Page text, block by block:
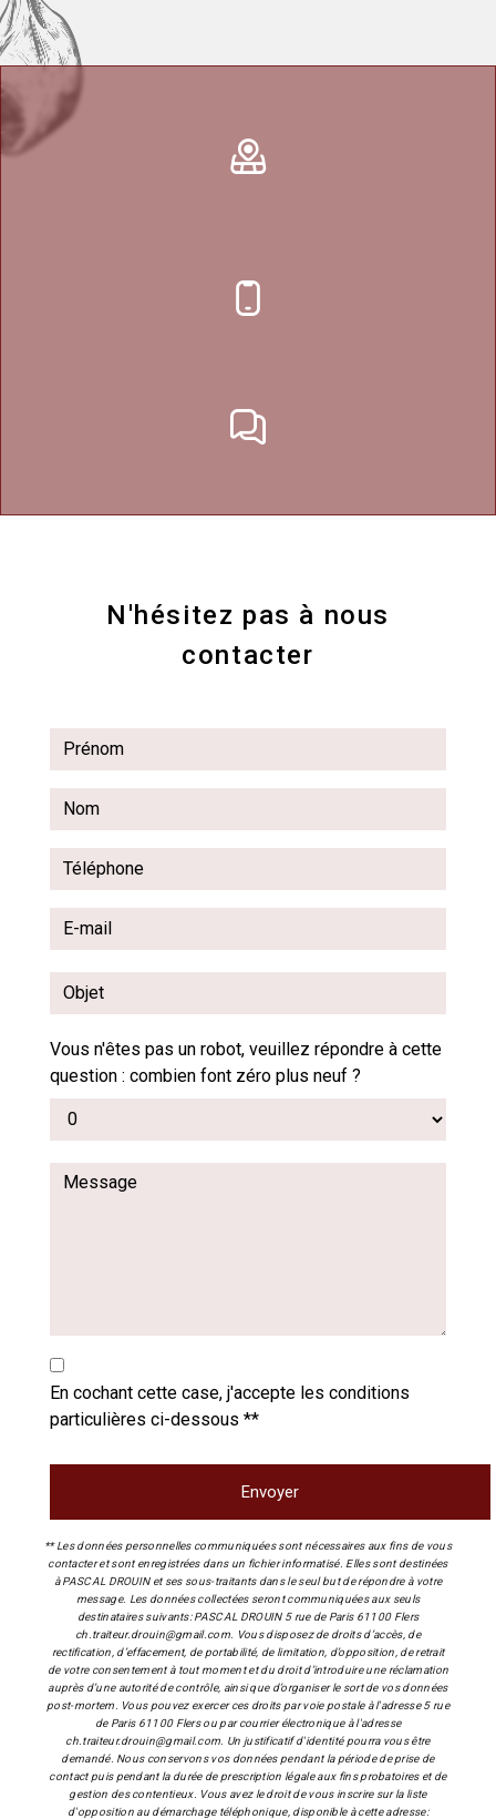
N'hésitez pas à nous
contacter
Vous n'êtes pas un robot, veuillez répondre à cette
question : combien font zéro plus neuf ?
En cochant cette case, j'accepte les conditions
particulières ci-dessous **
Envoyer
** Les données personnelles communiquées sont nécessaires aux fins de vous
contacter et sont enregistrées dans un fichier informatisé. Elles sont destinées
à PASCAL DROUIN et ses sous-traitants dans le seul but de répondre à votre
message. Les données collectées seront communiquées aux seuls
destinataires suivants: PASCAL DROUIN 5 rue de Paris 61100 Flers
ch.traiteur.drouin@gmail.com. Vous disposez de droits d’accès, de
rectification, d’effacement, de portabilité, de limitation, d’opposition, de retrait
de votre consentement à tout moment et du droit d’introduire une réclamation
auprès d’une autorité de contrôle, ainsi que d’organiser le sort de vos données
post-mortem. Vous pouvez exercer ces droits par voie postale à l'adresse 5 rue
de Paris 61100 Flers ou par courrier électronique à l'adresse
ch.traiteur.drouin@gmail.com. Un justificatif d'identité pourra vous être
demandé. Nous conservons vos données pendant la période de prise de
contact puis pendant la durée de prescription légale aux fins probatoires et de
gestion des contentieux. Vous avez le droit de vous inscrire sur la liste
d'opposition au démarchage téléphonique, disponible à cette adresse: